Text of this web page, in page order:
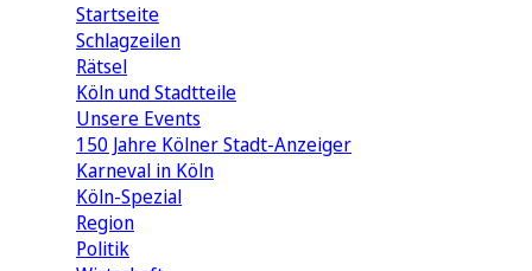
Startseite
Schlagzeilen
Rätsel
Köln und Stadtteile
Unsere Events
150 Jahre Kölner Stadt-Anzeiger
Karneval in Köln
Köln-Spezial
Region
Politik